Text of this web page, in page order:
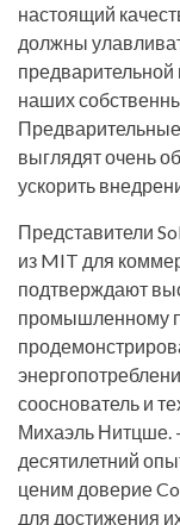
настоящий
должны
предварительной
наших
выглядят очень
ускорить
Представители
из MIT для
подтверждают
промышленному
сооснователь и
Михаэль Нитцше.
десятилетний
ценим доверие
для достижения